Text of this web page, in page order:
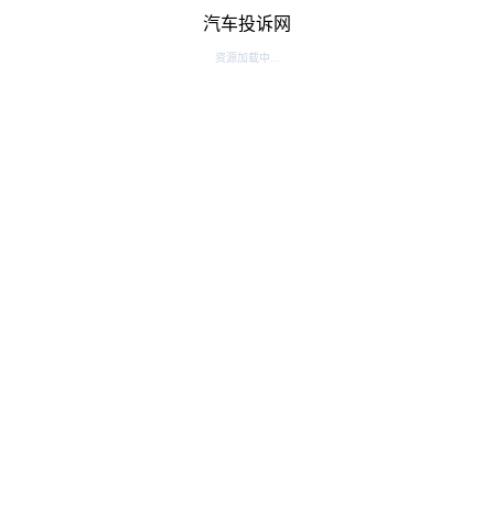
汽车投诉网
资源加载中...